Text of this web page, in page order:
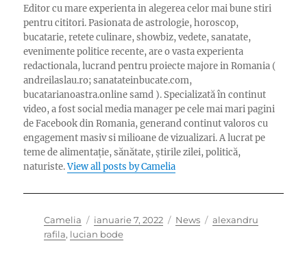
Editor cu mare experienta in alegerea celor mai bune stiri
pentru cititori. Pasionata de astrologie, horoscop,
bucatarie, retete culinare, showbiz, vedete, sanatate,
evenimente politice recente, are o vasta experienta
redactionala, lucrand pentru proiecte majore in Romania (
andreilaslau.ro; sanatateinbucate.com,
bucatarianoastra.online samd ). Specializată în continut
video, a fost social media manager pe cele mai mari pagini
de Facebook din Romania, generand continut valoros cu
engagement masiv si milioane de vizualizari. A lucrat pe
teme de alimentație, sănătate, știrile zilei, politică,
naturiste.View all posts by Camelia
Author
Camelia
Posted
on
ianuarie 7, 2022 Categories
News Tags
alexandru
rafila, lucian bode